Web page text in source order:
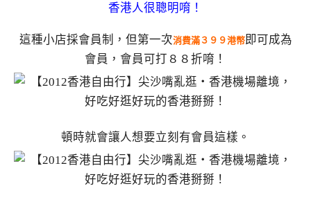
香港人很聰明唷！
這種小店採會員制，但第一次消費滿３９９港幣即可成為
會員，會員可打８８折唷！
頓時就會讓人想要立刻有會員這樣。